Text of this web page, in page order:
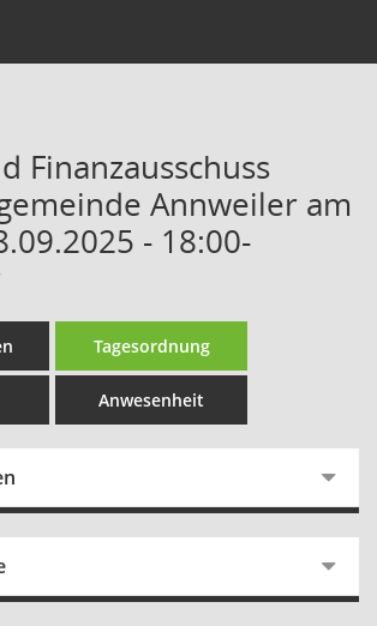
Finanzausschuss
Annweiler am
- 18:00-
Tagesordnung
Anwesenheit